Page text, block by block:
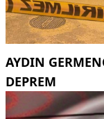
AYDIN
DEPREM